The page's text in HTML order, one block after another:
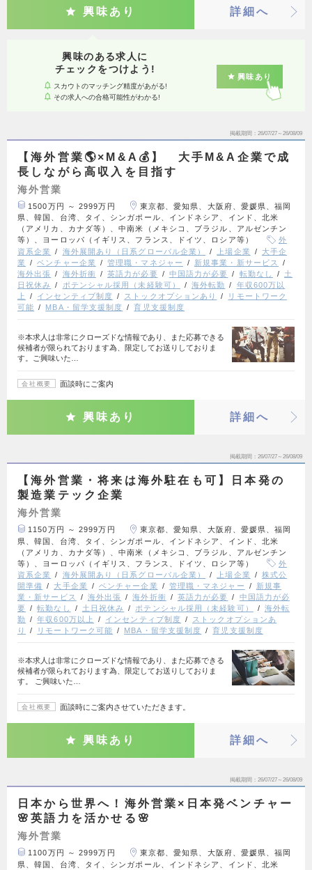
興味あり 詳細へ
興味のある求人に
チェックをつけよう!
スカウトのマッチング精度があがる!
その求人への合格可能性がわかる!
興味あり
掲載期間 26/07/27～26/08/09
【海外営業🌎×M&A💰】 大手M&A企業で成
長しながら高収入を目指す
海外営業
1500万円 ～ 2999万円
東京都、愛知県、大阪府、愛媛県、福岡
県、韓国、台湾、タイ、シンガポール、インドネシア、インド、北米
（アメリカ、カナダ等）、中南米（メキシコ、ブラジル、アルゼンチン
等）、ヨーロッパ（イギリス、フランス、ドイツ、ロシア等）
外
資系企業
海外展開あり（日系グローバル企業） 上場企業
大手企
業
ベンチャー企業 管理職・マネジャー
新規事業・新サービス
海外出張
海外折衝 英語力が必要 中国語力が必要 転勤なし
土
日祝休み
ポテンシャル採用（未経験可） 海外転勤
年収600万以
上
インセンティブ制度 ストックオプションあり
リモートワーク
可能
MBA・留学支援制度 育児支援制度
※本求人は非常にクローズドな情報であり、また応募できる
候補者が限られております為、限定してお送りしておりま
す。ご興味いた…
会社概要 面談時にご案内
興味あり 詳細へ
掲載期間 26/07/27～26/08/09
【海外営業・将来は海外駐在も可】日本発の
製造業テック企業
海外営業
1150万円 ～ 2999万円
東京都、愛知県、大阪府、愛媛県、福岡
県、韓国、台湾、タイ、シンガポール、インドネシア、インド、北米
（アメリカ、カナダ等）、中南米（メキシコ、ブラジル、アルゼンチン
等）、ヨーロッパ（イギリス、フランス、ドイツ、ロシア等）
外
資系企業
海外展開あり（日系グローバル企業） 上場企業
株式公
開準備
大手企業 ベンチャー企業 管理職・マネジャー
新規事
業・新サービス
海外出張 海外折衝 英語力が必要
中国語力が必
要
転勤なし 土日祝休み ポテンシャル採用（未経験可）
海外転
勤
年収600万以上 インセンティブ制度
ストックオプションあ
り
リモートワーク可能 MBA・留学支援制度 育児支援制度
※本求人は非常にクローズドな情報であり、また応募できる
候補者が限られております為、限定してお送りしておりま
す。 ご興味いた…
会社概要 面談時にご案内させていただきます。
興味あり 詳細へ
掲載期間 26/07/27～26/08/09
日本から世界へ！海外営業×日本発ベンチャー
🌸英語力を活かせる🌸
海外営業
1100万円 ～ 2999万円
東京都、愛知県、大阪府、愛媛県、福岡
県、韓国、台湾、タイ、シンガポール、インドネシア、インド、北米